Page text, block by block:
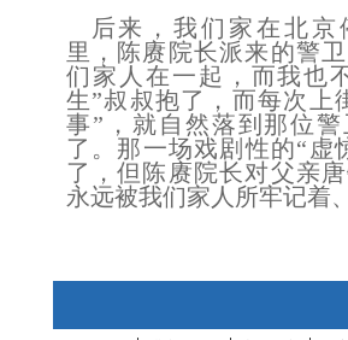
后来，我们家在北京
里，陈赓院长派来的警
们家人在一起，而我也
生”叔叔抱了，而每次上
事” ，就自然落到那位
了。那一场戏剧性的“虚
了，但陈赓院长对父亲
永远被我们家人所牢记着